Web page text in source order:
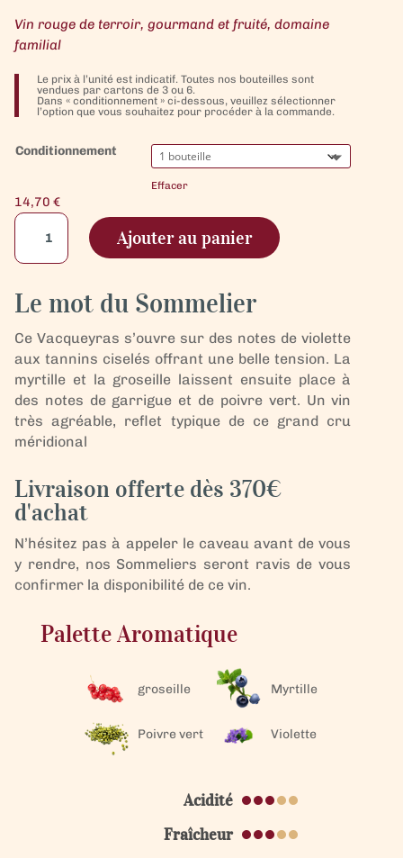
Vin rouge de terroir, gourmand et fruité, domaine
familial
Le prix à l’unité est indicatif. Toutes nos bouteilles sont
vendues par cartons de 3 ou 6.
Dans « conditionnement » ci-dessous, veuillez sélectionner
l’option que vous souhaitez pour procéder à la commande.
Conditionnement
Effacer
14,70 €
quantité
Vin
Bio
Domaine
de
Carobelle
Ajouter au panier
Le mot du Sommelier
Ce Vacqueyras s’ouvre sur des notes de violette
aux tannins ciselés offrant une belle tension. La
myrtille et la groseille laissent ensuite place à
des notes de garrigue et de poivre vert. Un vin
très agréable, reflet typique de ce grand cru
méridional
Livraison offerte dès 370€
d'achat
N’hésitez pas à appeler le caveau avant de vous
y rendre, nos Sommeliers seront ravis de vous
confirmer la disponibilité de ce vin.
Palette Aromatique
groseille Myrtille
Poivre vert Violette
Acidité
Fraîcheur